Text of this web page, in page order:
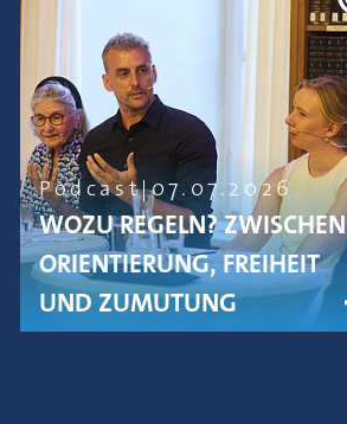
Podcast 07.07.2026
WOZU REGELN? ZWISCHEN
ORIENTIERUNG, FREIHEIT
UND ZUMUTUNG